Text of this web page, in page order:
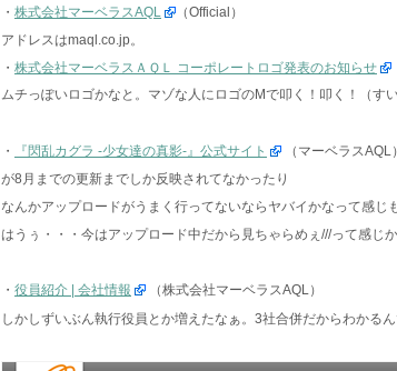
・ 株式会社マーベラスAQL
（Official）
アドレスはmaql.co.jp。
・ 株式会社マーベラスＡＱＬ コーポレートロゴ発表のお知らせ
ムチっぽいロゴかなと。マゾな人にロゴのMで叩く！叩く！（すい
・ 『閃乱カグラ -少女達の真影-』公式サイト
（マーベラスAQL）
が8月までの更新までしか反映されてなかったり
なんかアップロードがうまく行ってないならヤバイかなって感じ
はうぅ・・・今はアップロード中だから見ちゃらめぇ///って感じか
・ 役員紹介 | 会社情報
（株式会社マーベラスAQL）
しかしずいぶん執行役員とか増えたなぁ。3社合併だからわかるん